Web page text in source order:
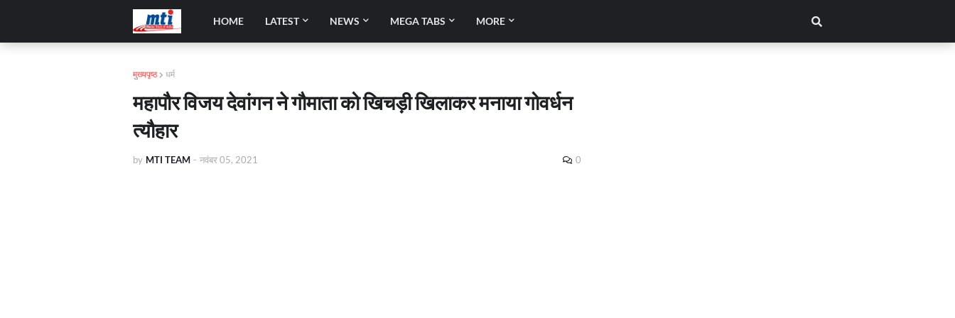
HOME LATEST NEWS MEGA TABS MORE
मुख्यपृष्ठ धर्म
महापौर विजय देवांगन ने गौमाता को खिचड़ी खिलाकर मनाया गोवर्धन
त्यौहार
by MTI TEAM - नवंबर 05, 2021 0